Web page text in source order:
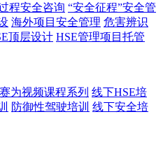
程安全咨询 “安全征程”安全管
海外项目安全管理 危害辨识
顶层设计 HSE管理项目托管
赛为视频课程系列 线下HSE培
防御性驾驶培训 线下安全培